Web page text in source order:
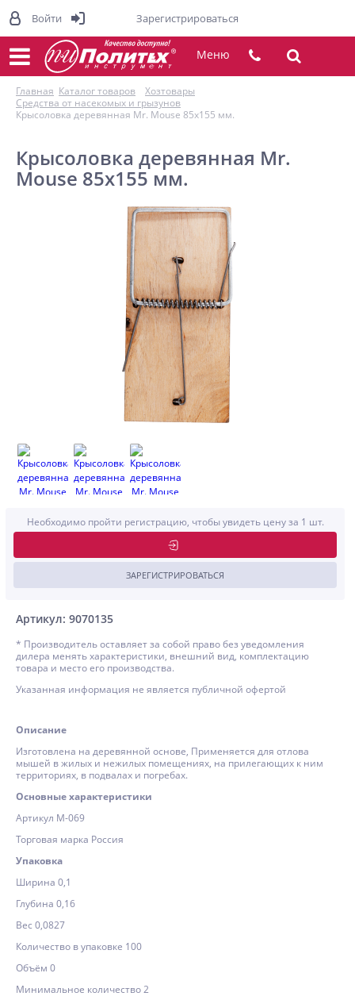
Меню
Главная Каталог товаров
Хозтовары
Средства от насекомых и грызунов
Крысоловка деревянная Mr. Mouse 85х155 мм.
Крысоловка деревянная Mr.
Mouse 85х155 мм.
Артикул: 9070135
Необходимо пройти регистрацию, чтобы увидеть цену за 1 шт.
ЗАРЕГИСТРИРОВАТЬСЯ
* Производитель оставляет за собой право без уведомления
дилера менять характеристики, внешний вид, комплектацию
товара и место его производства.
Указанная информация не является публичной офертой
Описание
Изготовлена на деревянной основе, Применяется для отлова
мышей в жилых и нежилых помещениях, на прилегающих к ним
территориях, в подвалах и погребах.
Основные характеристики
Артикул М-069
Торговая марка Россия
Упаковка
Ширина 0,1
Глубина 0,16
Вес 0,0827
Количество в упаковке 100
Объём 0
Минимальное количество 2
Войти Зарегистрироваться